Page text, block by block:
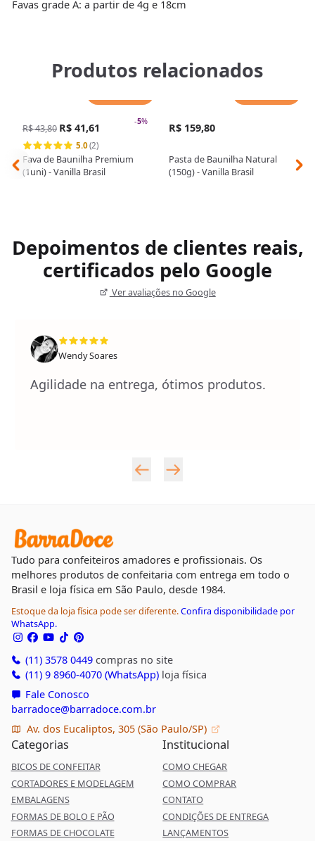
Favas grade A: a partir de 4g e 18cm
Produtos relacionados
-5%
R$ 43,80 R$ 41,61
5.0(2)
Fava de Baunilha Premium
(1uni) - Vanilla Brasil
R$ 159,80
Pasta de Baunilha Natural
(150g) - Vanilla Brasil
Depoimentos de clientes reais,
certificados pelo Google
Ver avaliações no Google
Wendy Soares
Agilidade na entrega, ótimos produtos.
Tudo para confeiteiros amadores e profissionais. Os
melhores produtos de confeitaria com entrega em todo o
Brasil e loja física em São Paulo, desde 1984.
Estoque da loja física pode ser diferente.Confira disponibilidade por
WhatsApp.
(11) 3578 0449compras no site
(11) 9 8960-4070 (WhatsApp)loja física
Fale Conosco
barradoce@barradoce.com.br
Av. dos Eucaliptos, 305 (São Paulo/SP)
Categorias
BICOS DE CONFEITAR
CORTADORES E MODELAGEM
EMBALAGENS
FORMAS DE BOLO E PÃO
FORMAS DE CHOCOLATE
Institucional
COMO CHEGAR
COMO COMPRAR
CONTATO
CONDIÇÕES DE ENTREGA
LANÇAMENTOS